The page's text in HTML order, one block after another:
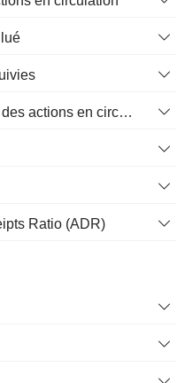
Moyenne pondérée diluée des actions en circulation
Ratio (ADR)